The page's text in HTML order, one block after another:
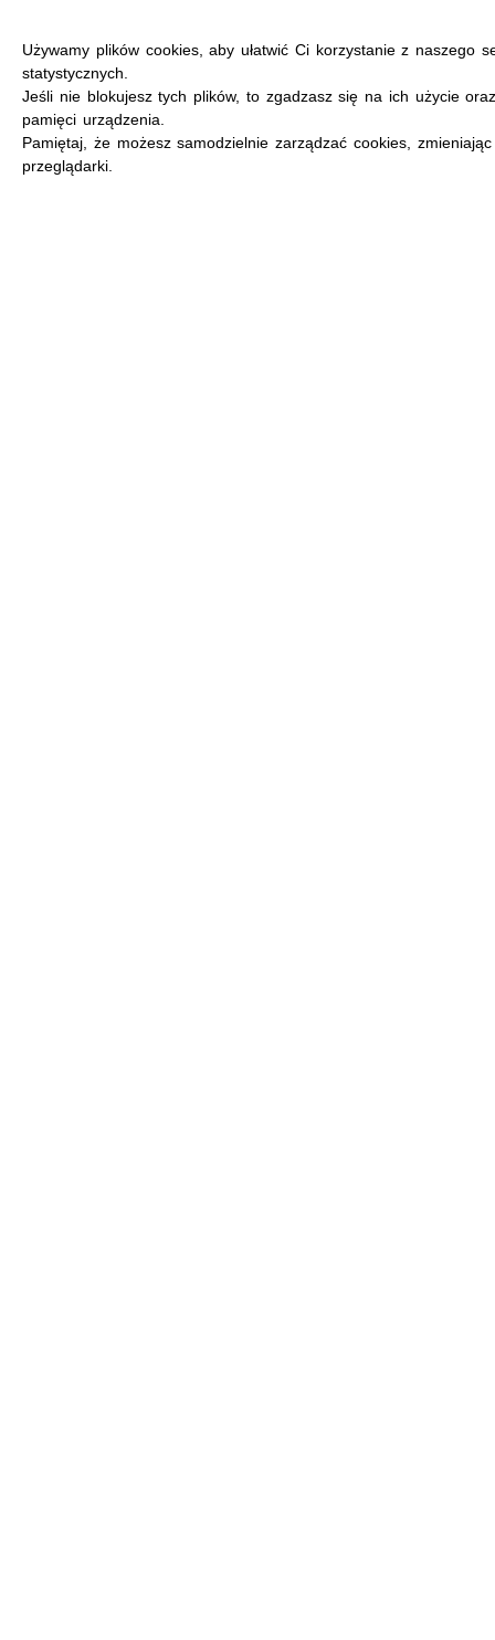
Używamy plików cookies, aby ułatwić Ci korzystanie z naszego
statystycznych.
Jeśli nie blokujesz tych plików, to zgadzasz się na ich użycie
pamięci urządzenia.
Pamiętaj, że możesz samodzielnie zarządzać cookies,
przeglądarki.
MENU